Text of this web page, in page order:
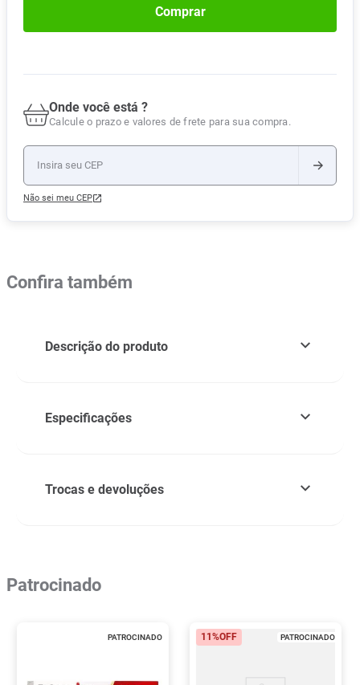
Comprar
Onde você está ?
Calcule o prazo e valores de frete para sua compra.
Não sei meu CEP
Confira também
Descrição do produto
Especificações
Trocas e devoluções
Patrocinado
PATROCINADO PATROCINADO
11%OFF